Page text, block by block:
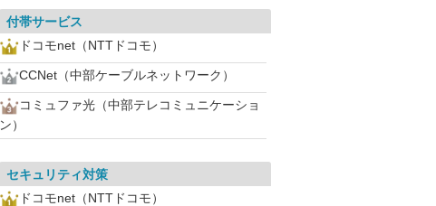
付帯サービス
ドコモnet（NTTドコモ）
CCNet（中部ケーブルネットワーク）
コミュファ光（中部テレコミュニケーショ
ン）
セキュリティ対策
ドコモnet（NTTドコモ）